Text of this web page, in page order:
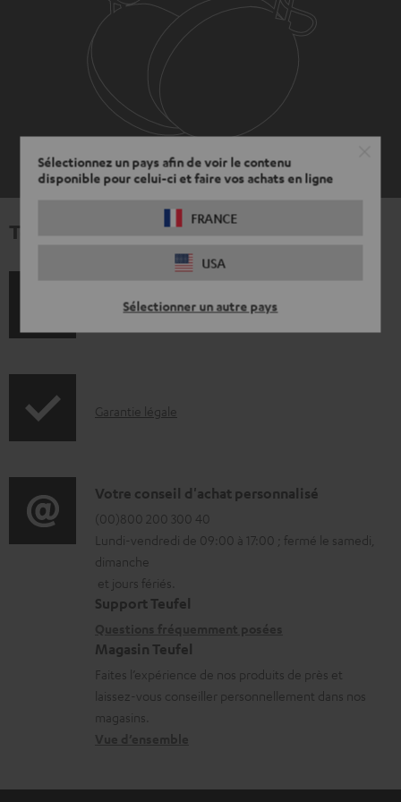
Sélectionnez un pays afin de voir le contenu
disponible pour celui-ci et faire vos achats en ligne
FRANCE
USA
Sélectionner un autre pays
Téléchargement et support
o
m
t
s
t
é
l
c
h
a
e
Mode d’emploi: Aureol Real
I
o
r
m
a
t
o
n
s
l
Garantie légale
D
é
t
a
i
s
c
o
a
Votre conseil d'achat personnalisé
(00)800 200 300 40
Lundi-vendredi de 09:00 à 17:00 ; fermé le samedi,
dimanche
et jours fériés.
Support Teufel
Magasin Teufel
Faites l’expérience de nos produits de près et
laissez-vous conseiller personnellement dans nos
magasins.